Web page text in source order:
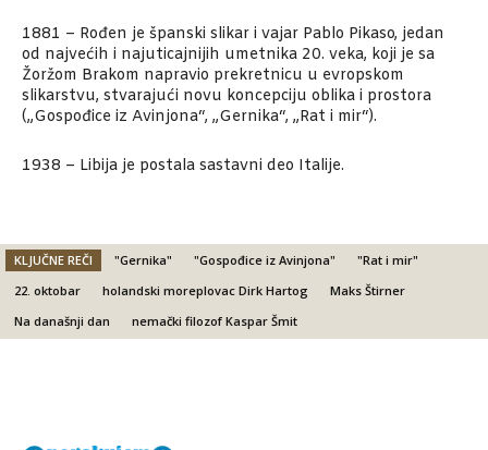
1881 – Rođen je španski slikar i vajar Pablo Pikaso, jedan
od najvećih i najuticajnijih umetnika 20. veka, koji je sa
Žoržom Brakom napravio prekretnicu u evropskom
slikarstvu, stvarajući novu koncepciju oblika i prostora
(„Gospođice iz Avinjona“, „Gernika“, „Rat i mir“).
1938 – Libija je postala sastavni deo Italije.
KLJUČNE REČI "Gernika" "Gospođice iz Avinjona"
"Rat i mir"
22. oktobar
holandski moreplovac Dirk Hartog
Maks Štirner
Na današnji dan
nemački filozof Kaspar Šmit